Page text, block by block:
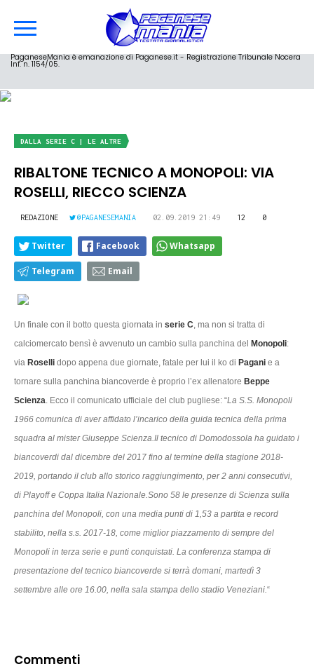
PaganeseMania è emanazione di Paganese.it - Registrazione Tribunale Nocera
Inf. n. 1154/05.
DALLA SERIE C | LE ALTRE
RIBALTONE TECNICO A MONOPOLI: VIA
ROSELLI, RIECCO SCIENZA
REDAZIONE @PAGANESEMANIA 02.09.2019 21:49 12 0
Twitter Facebook Whatsapp
Telegram Email
Un finale con il botto questa giornata in serie C, ma non si tratta di
calciomercato bensì è avvenuto un cambio sulla panchina del
Monopoli:
via Roselli dopo appena due giornate, fatale per lui il ko di Pagani e a
tornare sulla panchina biancoverde è proprio l’ex allenatore Beppe
Scienza. Ecco il comunicato ufficiale del club pugliese: “La S.S. Monopoli
1966 comunica di aver affidato l’incarico della guida tecnica della prima
squadra al mister Giuseppe Scienza.Il tecnico di Domodossola ha guidato i
biancoverdi dal dicembre del 2017 fino al termine della stagione 2018-
2019, portando il club allo storico raggiungimento, per 2 anni consecutivi,
di Playoff e Coppa Italia Nazionale.Sono 58 le presenze di Scienza sulla
panchina del Monopoli, con una media punti di 1,53 a partita e record
stabilito, nella s.s. 2017-18, come miglior piazzamento di sempre del
Monopoli in terza serie e punti conquistati. La conferenza stampa di
presentazione del tecnico biancoverde si terrà domani, martedì 3
settembre alle ore 16.00, nella sala stampa dello stadio Veneziani.“
Commenti